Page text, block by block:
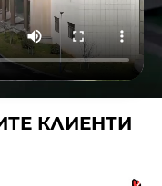
полумесечни
и т.н.,
е под
може да
КЛИЕНТИ